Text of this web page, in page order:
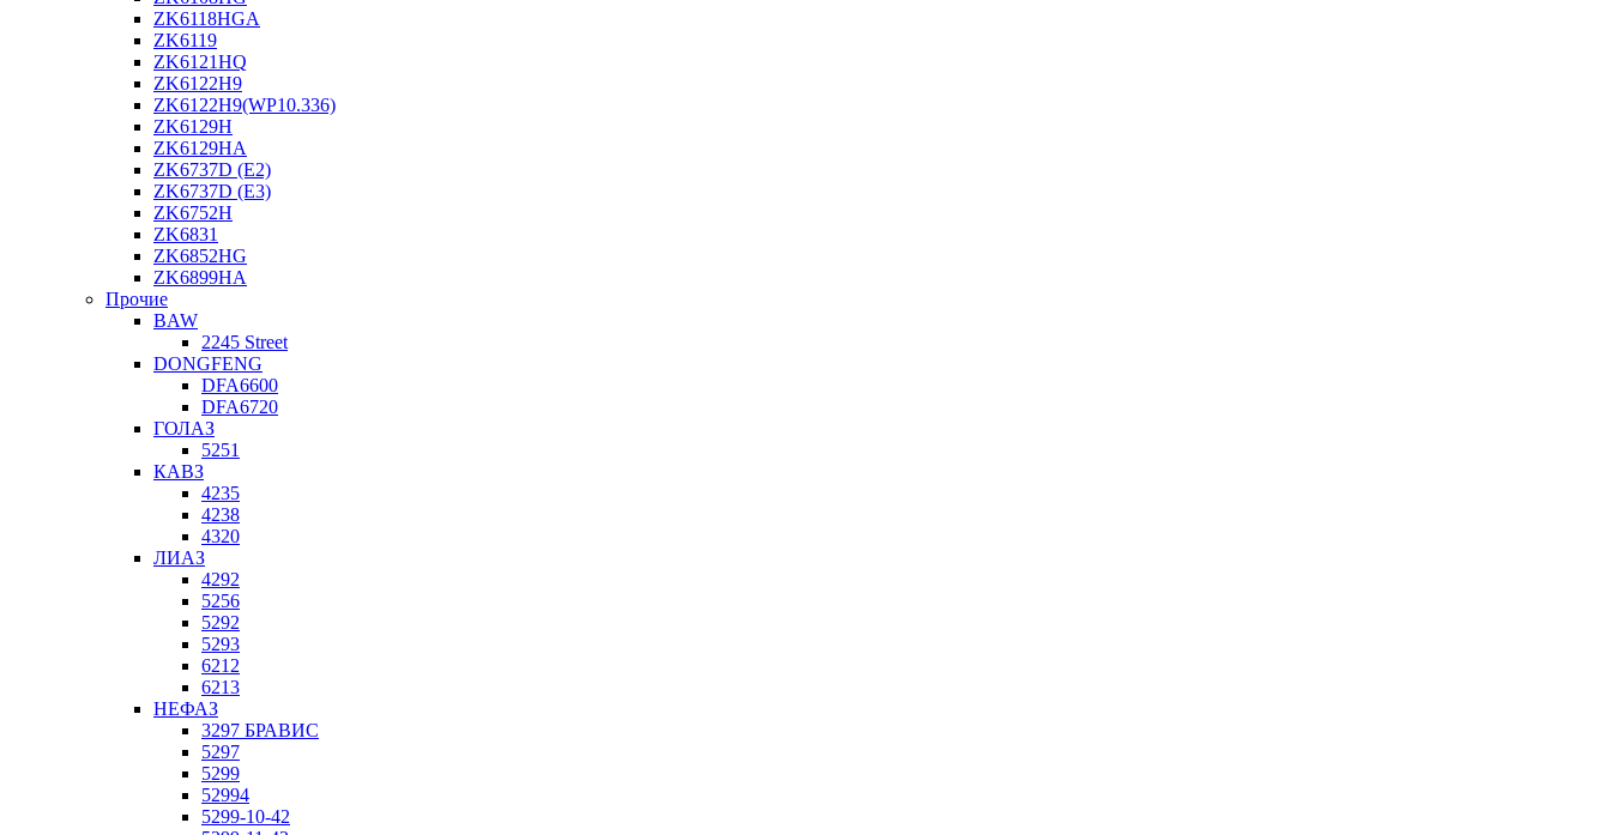
ZK6118HGA
ZK6119
ZK6121HQ
ZK6122H9
ZK6122H9(WP10.336)
ZK6129H
ZK6129HA
ZK6737D (E2)
ZK6737D (E3)
ZK6752H
ZK6831
ZK6852HG
ZK6899HA
Прочие
BAW
2245 Street
DONGFENG
DFA6600
DFA6720
ГОЛАЗ
5251
КАВЗ
4235
4238
4320
ЛИАЗ
4292
5256
5292
5293
6212
6213
НЕФАЗ
3297 БРАВИС
5297
5299
52994
5299-10-42